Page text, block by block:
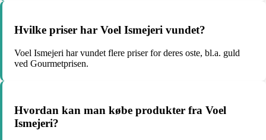
Hvilke priser har Voel Ismejeri vundet?
Voel Ismejeri har vundet flere priser for deres oste, bl.a. guld
ved Gourmetprisen.
Hvordan kan man købe produkter fra Voel
Ismejeri?